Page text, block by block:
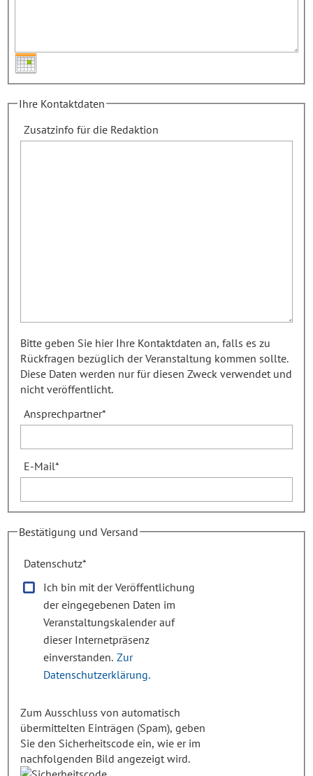
Ihre Kontaktdaten
Zusatzinfo für die Redaktion
Bitte geben Sie hier Ihre Kontaktdaten an, falls es zu
Rückfragen bezüglich der Veranstaltung kommen sollte.
Diese Daten werden nur für diesen Zweck verwendet und
nicht veröffentlicht.
Ansprechpartner*
E-Mail*
Bestätigung und Versand
Datenschutz*
Ich bin mit der Veröffentlichung
der eingegebenen Daten im
Veranstaltungskalender auf
dieser Internetpräsenz
einverstanden. Zur
Datenschutzerklärung.
Zum Ausschluss von automatisch
übermittelten Einträgen (Spam), geben
Sie den Sicherheitscode ein, wie er im
nachfolgenden Bild angezeigt wird.